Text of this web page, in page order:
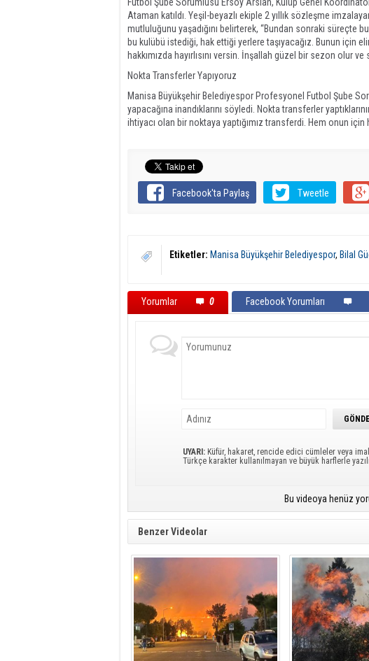
Ataman katıldı. Yeşil-beyazlı ekiple 2 yıllık sözleşme
mutluluğunu yaşadığını belirterek, “Bundan sonraki süreçte
bu kulübü istediği, hak ettiği yerlere taşıyacağız. Bunun için
hakkımızda hayırlısını versin. İnşallah güzel bir sezon olur
Nokta Transferler Yapıyoruz
Manisa Büyükşehir Belediyespor Profesyonel Futbol Şube
yapacağına inandıklarını söyledi. Nokta transferler
ihtiyacı olan bir noktaya yaptığımız transferdi. Hem onun için
Facebook'ta Paylaş Tweetle
Etiketler: Manisa Büyükşehir Belediyespor, Bilal
Yorumlar 0 Facebook Yorumları
UYARI: Küfür, hakaret, rencide edici cümleler veya
Türkçe karakter kullanılmayan ve büyük harflerle
Bu videoya henüz
Benzer Videolar